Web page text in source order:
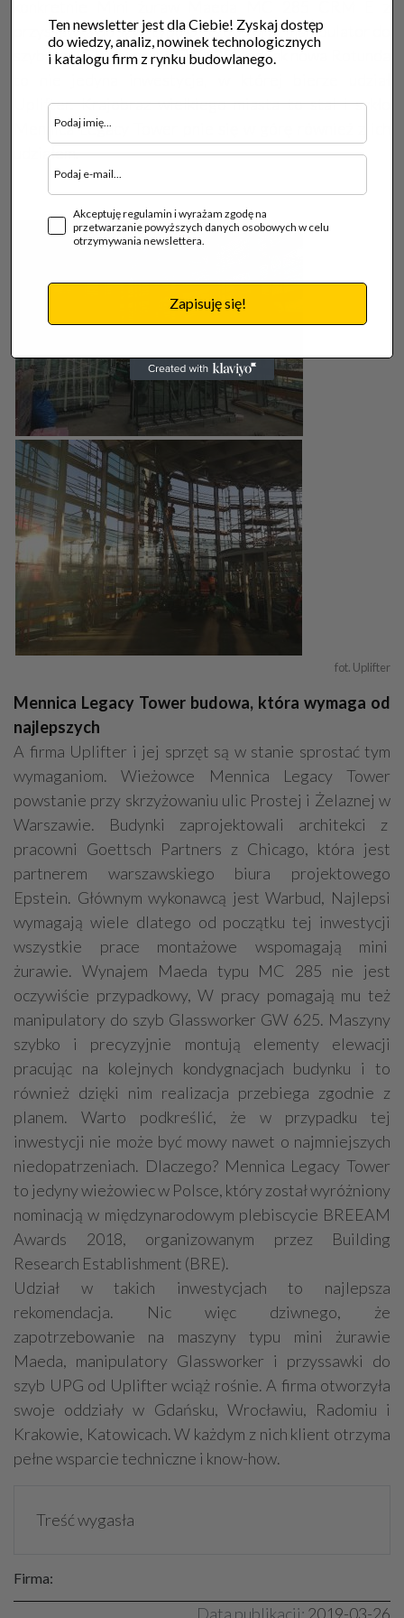
przyssawką do szyb typu UPG 600 oraz manipulator do
szyb typu Glassworker GW 625. Jednak nowa Rotunda
Uplifter. Krajobraz wielkiego miasta to stal i szkło
Mennica Legacy Tower pnie się w górę również z ich
udziałem.
fot. Uplifter
Mennica Legacy Tower budowa, która wymaga od
najlepszych
A firma Uplifter i jej sprzęt są w stanie sprostać tym
wymaganiom. Wieżowce Mennica Legacy Tower
powstanie przy skrzyżowaniu ulic Prostej i Żelaznej w
Warszawie. Budynki zaprojektowali architekci z
pracowni Goettsch Partners z Chicago, która jest
partnerem warszawskiego biura projektowego
Epstein. Głównym wykonawcą jest Warbud, Najlepsi
wymagają wiele dlatego od początku tej inwestycji
wszystkie prace montażowe wspomagają mini
żurawie. Wynajem Maeda typu MC 285 nie jest
oczywiście przypadkowy, W pracy pomagają mu też
manipulatory do szyb Glassworker GW 625. Maszyny
szybko i precyzyjnie montują elementy elewacji
pracując na kolejnych kondygnacjach budynku i to
również dzięki nim realizacja przebiega zgodnie z
planem. Warto podkreślić, że w przypadku tej
inwestycji nie może być mowy nawet o najmniejszych
niedopatrzeniach. Dlaczego? Mennica Legacy Tower
to jedyny wieżowiec w Polsce, który został wyróżniony
nominacją w międzynarodowym plebiscycie BREEAM
Awards 2018, organizowanym przez Building
Research Establishment (BRE).
Udział w takich inwestycjach to najlepsza
rekomendacja. Nic więc dziwnego, że
zapotrzebowanie na maszyny typu mini żurawie
Maeda, manipulatory Glassworker i przyssawki do
szyb UPG od Uplifter wciąż rośnie. A firma otworzyła
swoje oddziały w Gdańsku, Wrocławiu, Radomiu i
Krakowie, Katowicach. W każdym z nich klient otrzyma
pełne wsparcie techniczne i know-how.
Treść wygasła
Firma:
Data publikacji: 2019-03-26
Ten newsletter jest dla Ciebie! Zyskaj dostęp
do wiedzy, analiz, nowinek technologicznych
i katalogu firm z rynku budowlanego.
Akceptuję regulamin i wyrażam zgodę na
przetwarzanie powyższych danych osobowych w celu
otrzymywania newslettera.
Zapisuję się!